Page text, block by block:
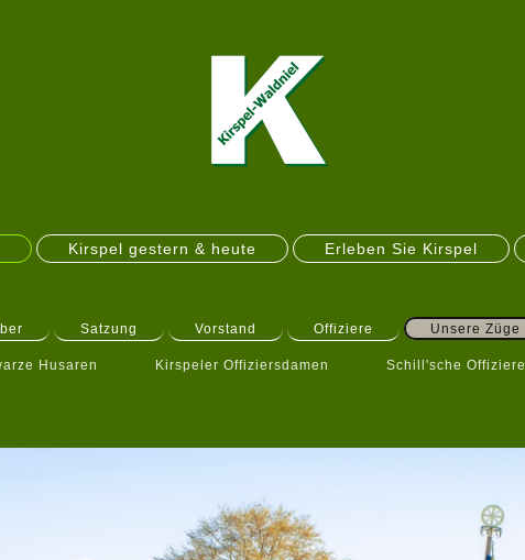
Kirspel gestern & heute Erleben Sie Kirspel
Satzung Vorstand Offiziere Unsere Züge
Husaren Kirspeler Offiziersdamen Schill'sche Offiziere